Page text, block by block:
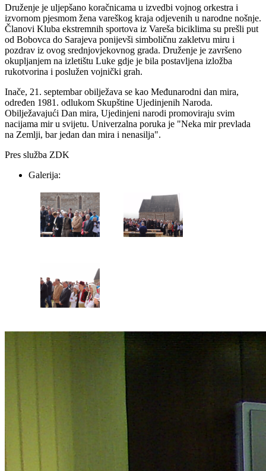
Druženje je uljepšano koračnicama u izvedbi vojnog orkestra i
izvornom pjesmom žena vareškog kraja odjevenih u narodne nošnje.
Članovi Kluba ekstremnih sportova iz Vareša biciklima su prešli put
od Bobovca do Sarajeva ponijevši simboličnu zakletvu miru i
pozdrav iz ovog srednjovjekovnog grada. Druženje je završeno
okupljanjem na izletištu Luke gdje je bila postavljena izložba
rukotvorina i poslužen vojnički grah.
Inače, 21. septembar obilježava se kao Međunarodni dan mira,
određen 1981. odlukom Skupštine Ujedinjenih Naroda.
Obilježavajući Dan mira, Ujedinjeni narodi promoviraju svim
nacijama mir u svijetu. Univerzalna poruka je "Neka mir prevlada
na Zemlji, bar jedan dan mira i nenasilja".
Pres služba ZDK
Galerija: